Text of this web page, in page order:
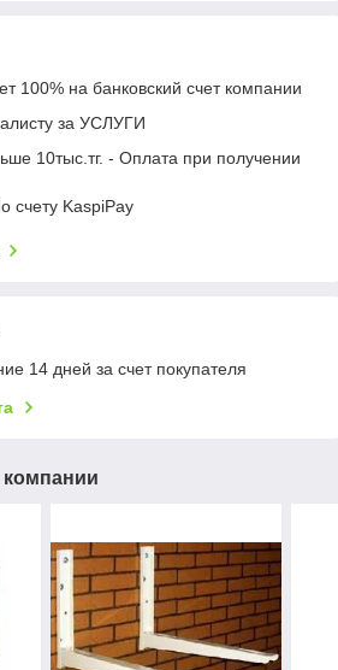
100% на банковский счет компании
за УСЛУГИ
10тыс.тг. - Оплата при получении
счету KaspiPay
14 дней за счет покупателя